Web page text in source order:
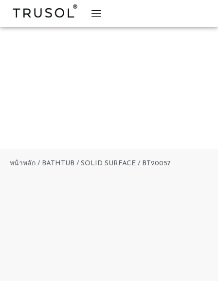
หน้าหลัก / BATHTUB / SOLID SURFACE / BT20057